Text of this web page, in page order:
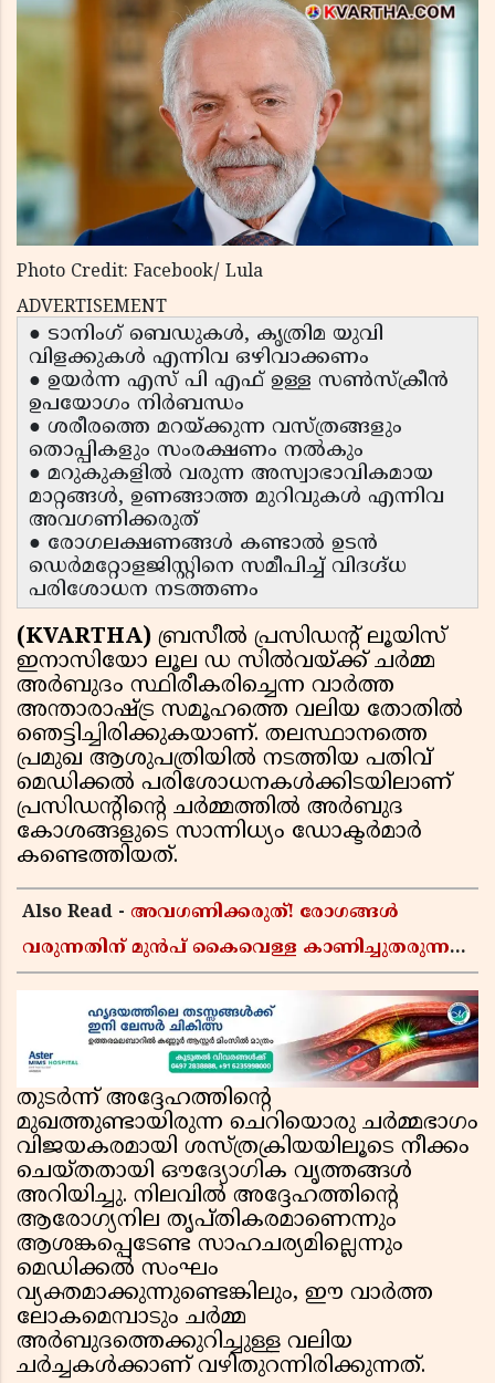
Photo Credit: Facebook/ Lula
ADVERTISEMENT
● ടാനിംഗ് ബെഡുകൾ, കൃത്രിമ യുവി
വിളക്കുകൾ എന്നിവ ഒഴിവാക്കണം
● ഉയർന്ന എസ് പി എഫ് ഉള്ള സൺസ്ക്രീൻ
ഉപയോഗം നിർബന്ധം
● ശരീരത്തെ മറയ്ക്കുന്ന വസ്ത്രങ്ങളും
തൊപ്പികളും സംരക്ഷണം നൽകും
● മറുകുകളിൽ വരുന്ന അസ്വാഭാവികമായ
മാറ്റങ്ങൾ, ഉണങ്ങാത്ത മുറിവുകൾ എന്നിവ
അവഗണിക്കരുത്
● രോഗലക്ഷണങ്ങൾ കണ്ടാൽ ഉടൻ
ഡെർമറ്റോളജിസ്റ്റിനെ സമീപിച്ച് വിദഗ്ദ്ധ
പരിശോധന നടത്തണം
(KVARTHA) ബ്രസീൽ പ്രസിഡന്റ് ലൂയിസ്
ഇനാസിയോ ലൂല ഡ സിൽവയ്ക്ക് ചർമ്മ
അർബുദം സ്ഥിരീകരിച്ചെന്ന വാർത്ത
അന്താരാഷ്ട്ര സമൂഹത്തെ വലിയ തോതിൽ
ഞെട്ടിച്ചിരിക്കുകയാണ്. തലസ്ഥാനത്തെ
പ്രമുഖ ആശുപത്രിയിൽ നടത്തിയ പതിവ്
മെഡിക്കൽ പരിശോധനകൾക്കിടയിലാണ്
പ്രസിഡന്റിന്റെ ചർമ്മത്തിൽ അർബുദ
കോശങ്ങളുടെ സാന്നിധ്യം ഡോക്ടർമാർ
കണ്ടെത്തിയത്.
Also Read - അവഗണിക്കരുത്! രോഗങ്ങൾ
വരുന്നതിന് മുൻപ് കൈവെള്ള കാണിച്ചുതരുന്ന
തുടർന്ന് അദ്ദേഹത്തിന്റെ
മുഖത്തുണ്ടായിരുന്ന ചെറിയൊരു ചർമ്മഭാഗം
വിജയകരമായി ശസ്ത്രക്രിയയിലൂടെ നീക്കം
ചെയ്തതായി ഔദ്യോഗിക വൃത്തങ്ങൾ
അറിയിച്ചു. നിലവിൽ അദ്ദേഹത്തിന്റെ
ആരോഗ്യനില തൃപ്തികരമാണെന്നും
ആശങ്കപ്പെടേണ്ട സാഹചര്യമില്ലെന്നും
മെഡിക്കൽ സംഘം
വ്യക്തമാക്കുന്നുണ്ടെങ്കിലും, ഈ വാർത്ത
ലോകമെമ്പാടും ചർമ്മ
അർബുദത്തെക്കുറിച്ചുള്ള വലിയ
ചർച്ചകൾക്കാണ് വഴിതുറന്നിരിക്കുന്നത്.